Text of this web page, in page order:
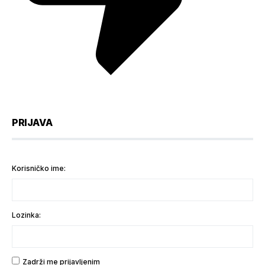
PRIJAVA
Korisničko ime:
Lozinka:
Zadrži me prijavljenim